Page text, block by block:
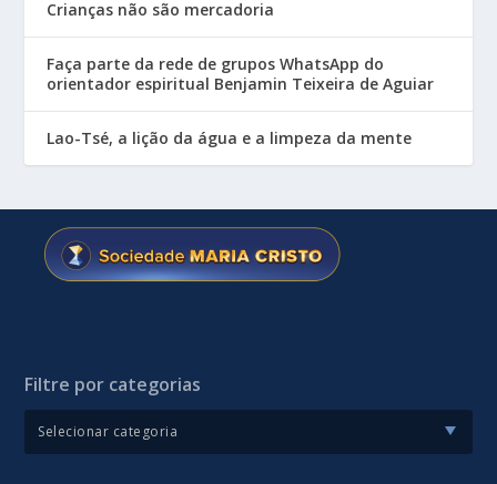
Crianças não são mercadoria
Faça parte da rede de grupos WhatsApp do
orientador espiritual Benjamin Teixeira de Aguiar
Lao-Tsé, a lição da água e a limpeza da mente
Filtre por categorias